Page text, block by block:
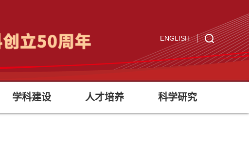
ENGLISH
学科建设 人才培养 科学研究